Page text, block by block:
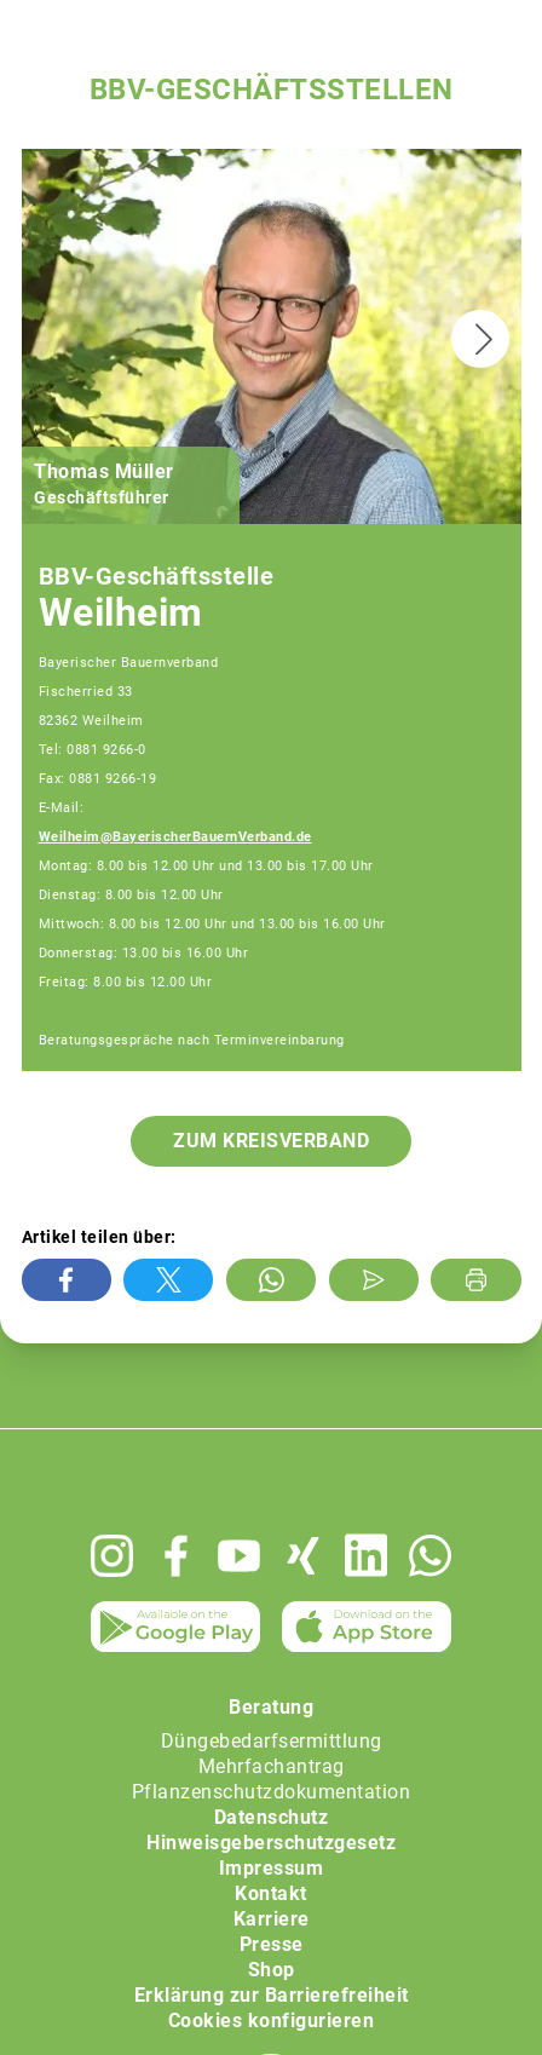
BBV-GESCHÄFTSSTELLEN
Thomas Müller
Geschäftsführer
BBV-Geschäftsstelle
Weilheim
Bayerischer Bauernverband
Fischerried 33
82362 Weilheim
Tel: 0881 9266-0
Fax: 0881 9266-19
E-Mail:
Weilheim@BayerischerBauernVerband.de
Montag: 8.00 bis 12.00 Uhr und 13.00 bis 17.00 Uhr
Dienstag: 8.00 bis 12.00 Uhr
Mittwoch: 8.00 bis 12.00 Uhr und 13.00 bis 16.00 Uhr
Donnerstag: 13.00 bis 16.00 Uhr
Freitag: 8.00 bis 12.00 Uhr
Beratungsgespräche nach Terminvereinbarung
ZUM KREISVERBAND
Artikel teilen über:
Beratung
Düngebedarfsermittlung
Mehrfachantrag
Pflanzenschutzdokumentation
Datenschutz
Hinweisgeberschutzgesetz
Impressum
Kontakt
Karriere
Presse
Shop
Erklärung zur Barrierefreiheit
Cookies konfigurieren